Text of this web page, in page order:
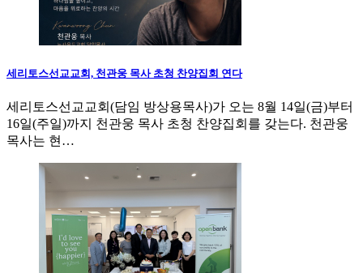
세리토스선교교회, 천관웅 목사 초청 찬양집회 연다
세리토스선교교회(담임 방상용목사)가 오는 8월 14일(금)부터
16일(주일)까지 천관웅 목사 초청 찬양집회를 갖는다. 천관웅
목사는 현…